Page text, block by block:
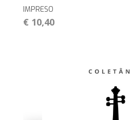
IMPRESO
€ 10,40